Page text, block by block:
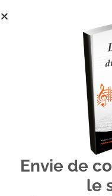
clés
Envie de
le